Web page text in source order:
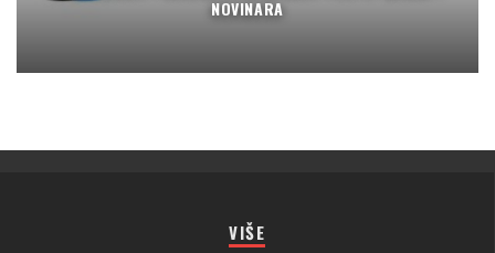
NOVINARA
VIŠE